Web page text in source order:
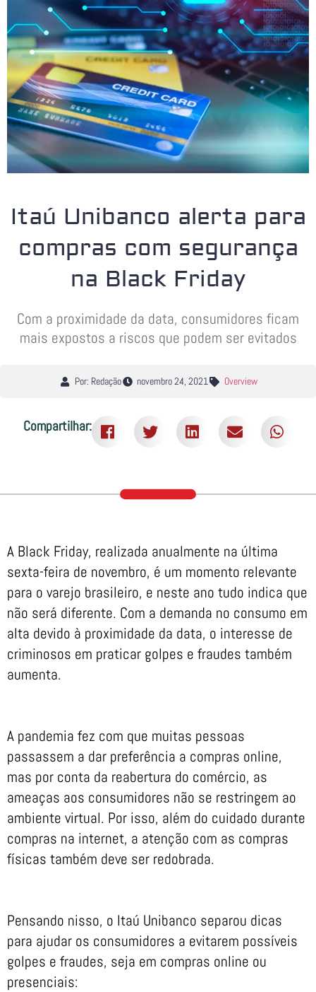
Itaú Unibanco alerta para
compras com segurança
na Black Friday
Com a proximidade da data, consumidores ficam
mais expostos a riscos que podem ser evitados
Por: Redação novembro 24, 2021 Overview
Compartilhar:
A Black Friday, realizada anualmente na última
sexta-feira de novembro, é um momento relevante
para o varejo brasileiro, e neste ano tudo indica que
não será diferente. Com a demanda no consumo em
alta devido à proximidade da data, o interesse de
criminosos em praticar golpes e fraudes também
aumenta.
A pandemia fez com que muitas pessoas
passassem a dar preferência a compras online,
mas por conta da reabertura do comércio, as
ameaças aos consumidores não se restringem ao
ambiente virtual. Por isso, além do cuidado durante
compras na internet, a atenção com as compras
físicas também deve ser redobrada.
Pensando nisso, o Itaú Unibanco separou dicas
para ajudar os consumidores a evitarem possíveis
golpes e fraudes, seja em compras online ou
presenciais: